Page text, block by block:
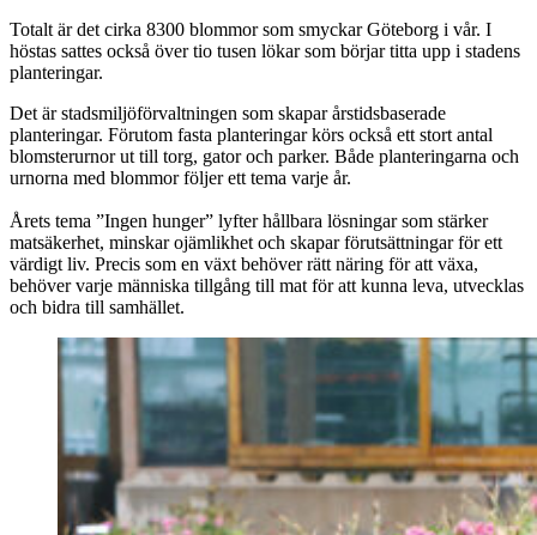
Totalt är det cirka 8300 blommor som smyckar Göteborg i vår. I
höstas sattes också över tio tusen lökar som börjar titta upp i stadens
planteringar.
Det är stadsmiljöförvaltningen som skapar årstidsbaserade
planteringar. Förutom fasta planteringar körs också ett stort antal
blomsterurnor ut till torg, gator och parker. Både planteringarna och
urnorna med blommor följer ett tema varje år.
Årets tema ”Ingen hunger” lyfter hållbara lösningar som stärker
matsäkerhet, minskar ojämlikhet och skapar förutsättningar för ett
värdigt liv. Precis som en växt behöver rätt näring för att växa,
behöver varje människa tillgång till mat för att kunna leva, utvecklas
och bidra till samhället.